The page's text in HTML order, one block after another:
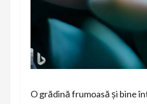
O grădină frumoasă și bine